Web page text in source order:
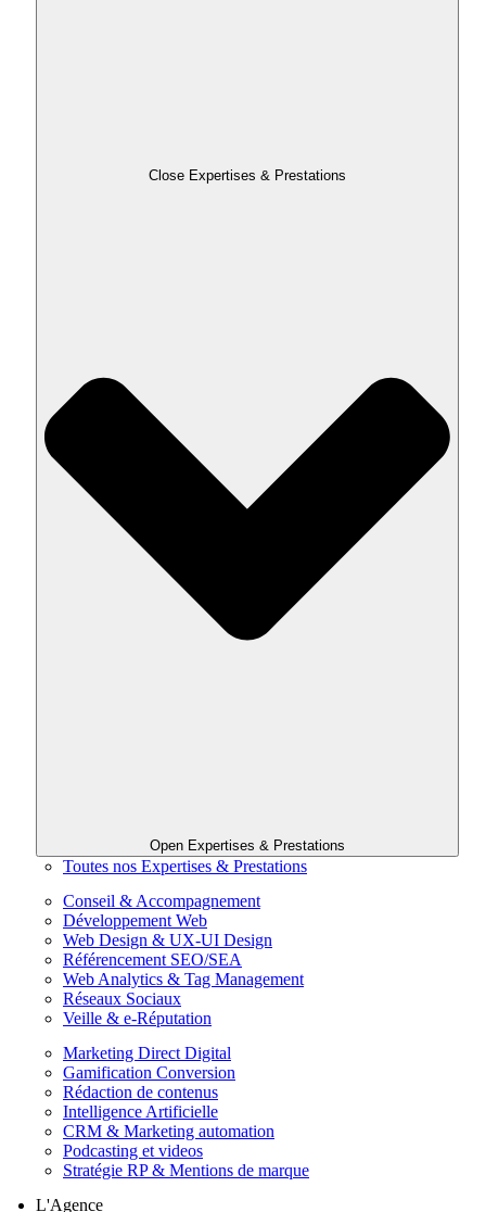
Close Expertises & Prestations
Open Expertises & Prestations
Toutes nos Expertises & Prestations
Conseil & Accompagnement
Développement Web
Web Design & UX-UI Design
Référencement SEO/SEA
Web Analytics & Tag Management
Réseaux Sociaux
Veille & e-Réputation
Marketing Direct Digital
Gamification Conversion
Rédaction de contenus
Intelligence Artificielle
CRM & Marketing automation
Podcasting et videos
Stratégie RP & Mentions de marque
L'Agence